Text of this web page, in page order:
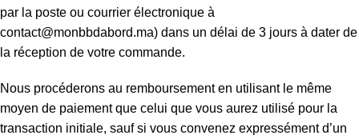
par la poste ou courrier électronique à
contact@monbbdabord.ma) dans un délai de 3 jours à dater de
la réception de votre commande.
Nous procéderons au remboursement en utilisant le même
moyen de paiement que celui que vous aurez utilisé pour la
transaction initiale, sauf si vous convenez expressément d’un